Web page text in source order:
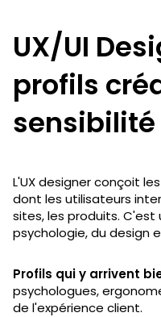
UX/UI
profils
L'UX designer conçoit
dont les utilisateurs
sites, les produits.
psychologie, du design
Profils qui y arrivent
psychologues,
de l'expérience client.